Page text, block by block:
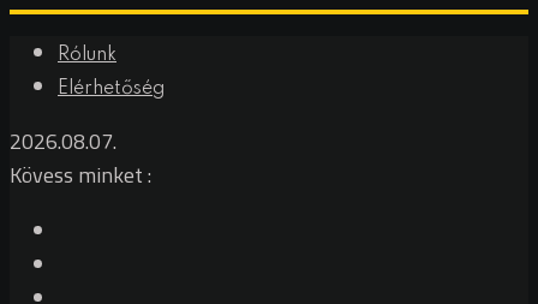
Skip
Rólunk
Elérhetőség
2026.08.07.
Kövess minket :